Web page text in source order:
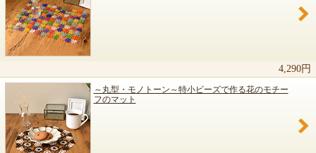
4,290円
～丸型・モノトーン～特小ビーズで作る花のモチー
フのマット